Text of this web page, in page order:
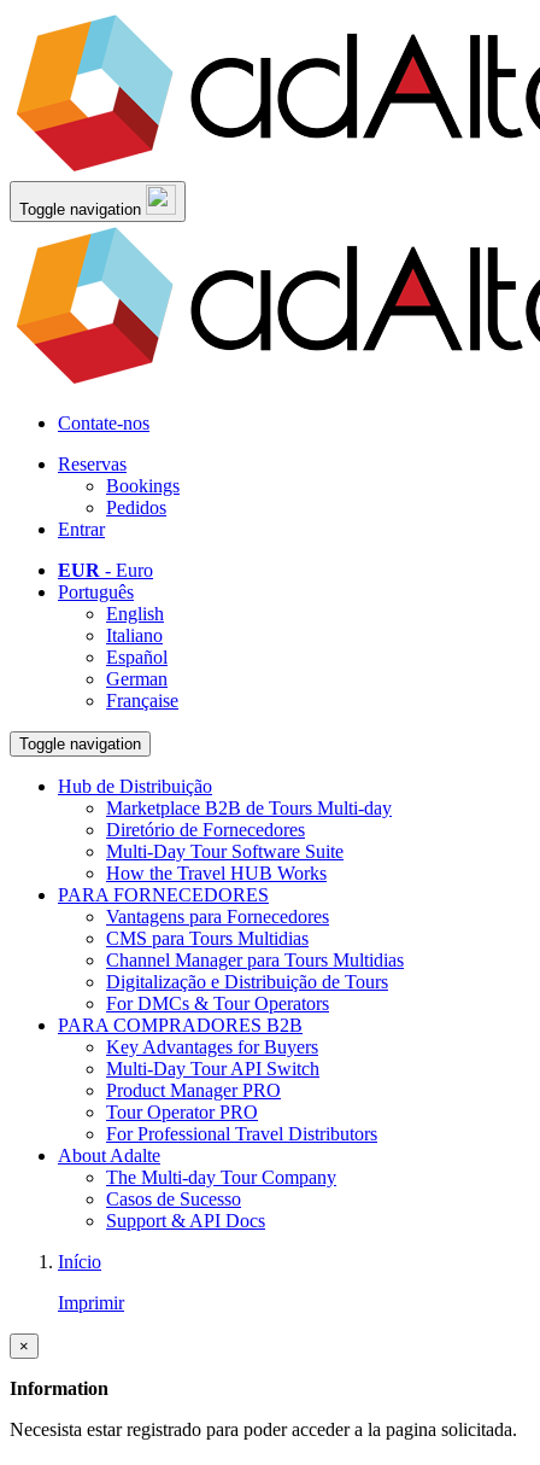
Toggle navigation
Contate-nos
Reservas
Bookings
Pedidos
Entrar
EUR - Euro
Português
English
Italiano
Español
German
Française
Toggle navigation
Hub de Distribuição
Marketplace B2B de Tours Multi-day
Diretório de Fornecedores
Multi-Day Tour Software Suite
How the Travel HUB Works
PARA FORNECEDORES
Vantagens para Fornecedores
CMS para Tours Multidias
Channel Manager para Tours Multidias
Digitalização e Distribuição de Tours
For DMCs & Tour Operators
PARA COMPRADORES B2B
Key Advantages for Buyers
Multi-Day Tour API Switch
Product Manager PRO
Tour Operator PRO
For Professional Travel Distributors
About Adalte
The Multi-day Tour Company
Casos de Sucesso
Support & API Docs
Início
Imprimir
×
Information
Necesista estar registrado para poder acceder a la pagina solicitada.